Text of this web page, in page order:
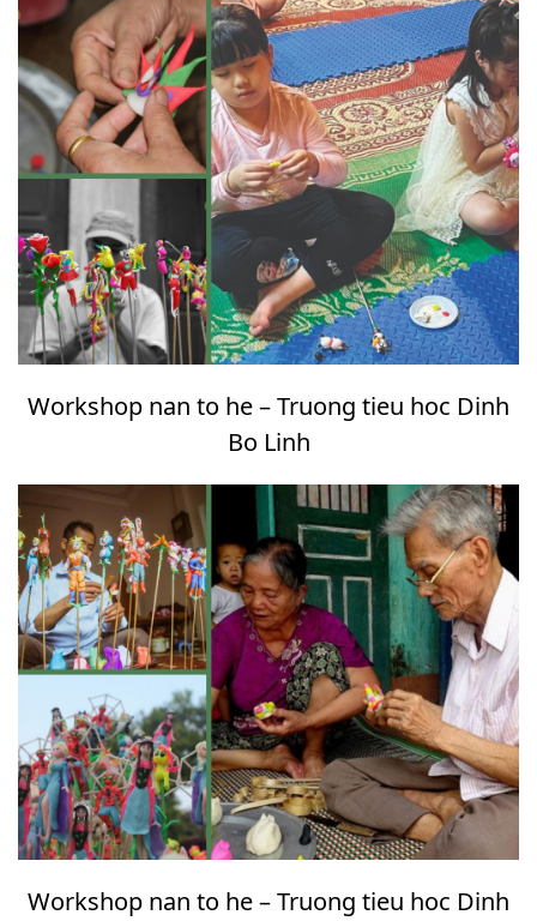
Workshop nan to he – Truong tieu hoc Dinh
Bo Linh
Workshop nan to he – Truong tieu hoc Dinh